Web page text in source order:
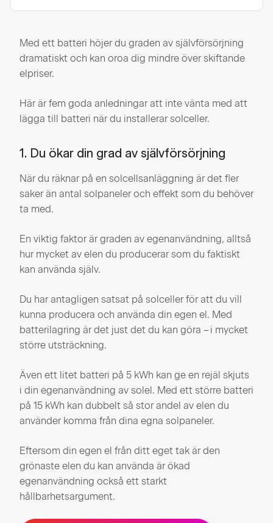
Med ett batteri höjer du graden av självförsörjning
dramatiskt och kan oroa dig mindre över skiftande
elpriser.
Här är fem goda anledningar att inte vänta med att
lägga till batteri när du installerar solceller.
1. Du ökar din grad av självförsörjning
När du räknar på en solcellsanläggning är det fler
saker än antal solpaneler och effekt som du behöver
ta med.
En viktig faktor är graden av egenanvändning, alltså
hur mycket av elen du producerar som du faktiskt
kan använda själv.
Du har antagligen satsat på solceller för att du vill
kunna producera och använda din egen el. Med
batterilagring är det just det du kan göra – i mycket
större utsträckning.
Även ett litet batteri på 5 kWh kan ge en rejäl skjuts
i din egenanvändning av solel. Med ett större batteri
på 15 kWh kan dubbelt så stor andel av elen du
använder komma från dina egna solpaneler.
Eftersom din egen el från ditt eget tak är den
grönaste elen du kan använda är ökad
egenanvändning också ett starkt
hållbarhetsargument.